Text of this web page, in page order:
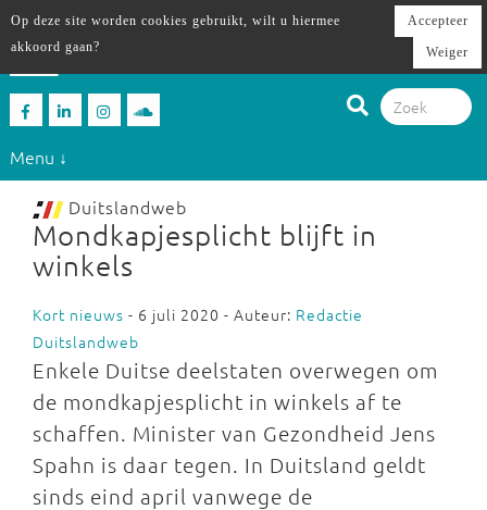
Menu ↓
Duitslandweb
Mondkapjesplicht blijft in
winkels
Kort nieuws - 6 juli 2020 - Auteur: Redactie
Duitslandweb
Enkele Duitse deelstaten overwegen om
de mondkapjesplicht in winkels af te
schaffen. Minister van Gezondheid Jens
Spahn is daar tegen. In Duitsland geldt
sinds eind april vanwege de
Op deze site worden cookies gebruikt, wilt u hiermee
akkoord gaan?
Accepteer
Weiger